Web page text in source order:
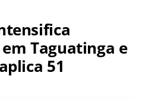
Taguatinga e
51